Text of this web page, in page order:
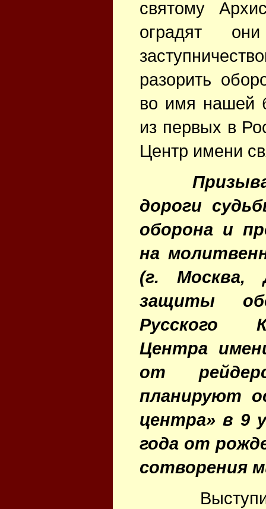
святому
оградят
разорить
во имя нашей
из первых в
Центр имени
дороги
оборона и
на
(г. Москва,
защиты
Русского
Центра
от
планируют
центра» в 9
года от
сотворения
Выступим